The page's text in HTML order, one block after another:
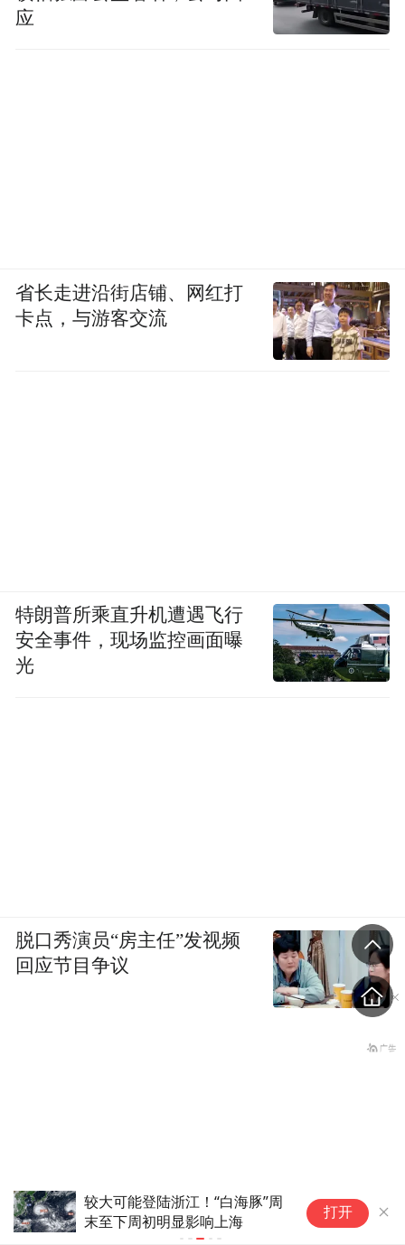
豚”周
分红险保费收入激增超九成，增速能持续
吗？险企如何平衡刚性成本压降与产品吸
引力？业内人士这样看
打开
应
省长走进沿街店铺、网红打
卡点，与游客交流
特朗普所乘直升机遭遇飞行
安全事件，现场监控画面曝
光
脱口秀演员“房主任”发视频
回应节目争议